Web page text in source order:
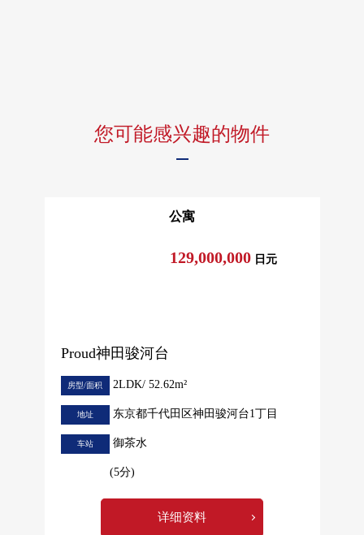
您可能感兴趣的物件
公寓
Proud神田骏河台
129,000,000 日元
房型/面积 2LDK/ 52.62m²
地址 东京都千代田区神田骏河台1丁目
车站 御茶水
(5分)
详细资料